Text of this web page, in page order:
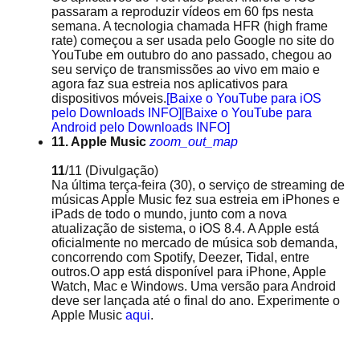
passaram a reproduzir vídeos em 60 fps nesta
semana. A tecnologia chamada HFR (high frame
rate) começou a ser usada pelo Google no site do
YouTube em outubro do ano passado, chegou ao
seu serviço de transmissões ao vivo em maio e
agora faz sua estreia nos aplicativos para
dispositivos móveis.[Baixe o YouTube para iOS
pelo Downloads INFO] [Baixe o YouTube para
Android pelo Downloads INFO]
11. Apple Music zoom_out_map
11/11 (Divulgação)
Na última terça-feira (30), o serviço de streaming de
músicas Apple Music fez sua estreia em iPhones e
iPads de todo o mundo, junto com a nova
atualização de sistema, o iOS 8.4. A Apple está
oficialmente no mercado de música sob demanda,
concorrendo com Spotify, Deezer, Tidal, entre
outros.O app está disponível para iPhone, Apple
Watch, Mac e Windows. Uma versão para Android
deve ser lançada até o final do ano. Experimente o
Apple Music aqui.